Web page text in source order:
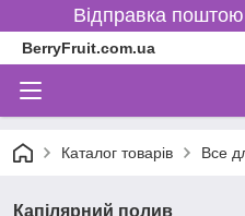
Відправка
BerryFruit.com.ua
Каталог товарів Все
Капілярний полив